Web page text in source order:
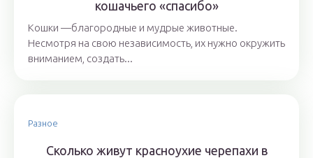
кошачьего «спасибо»
Кошки —благородные и мудрые животные.
Несмотря на свою независимость, их нужно окружить
вниманием, создать...
Разное
Сколько живут красноухие черепахи в